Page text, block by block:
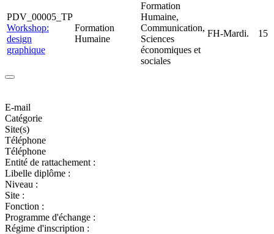
PDV_00005_TP
Workshop:
design
graphique
Formation
Humaine
Formation
Humaine,
Communication,
Sciences
économiques et
sociales
FH-Mardi. 15
E-mail
Catégorie
Site(s)
Téléphone
Téléphone
Entité de rattachement :
Libelle diplôme :
Niveau :
Site :
Fonction :
Programme d'échange :
Régime d'inscription :